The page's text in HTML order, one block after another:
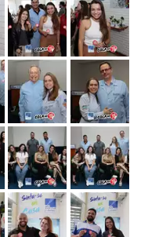
&nbsp; &nbsp;
&nbsp; &nbsp;
&nbsp; &nbsp;
&nbsp; &nbsp;